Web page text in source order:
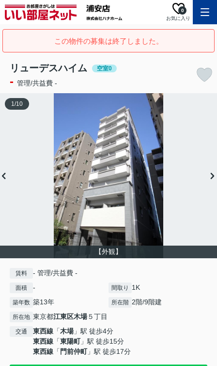
お気に入り
0
この物件の募集は終了しました。
リューデスハイム 空室0
- 管理/共益費 -
【外観】
1/10
賃料 - 管理/共益費 -
面積 - 間取り 1K
築年数 築13年 所在階 2階/9階建
所在地 東京都江東区木場５丁目
交通 東西線 「木場」駅 徒歩4分
東西線 「東陽町」駅 徒歩15分
東西線 「 門前仲町」駅 徒歩17分